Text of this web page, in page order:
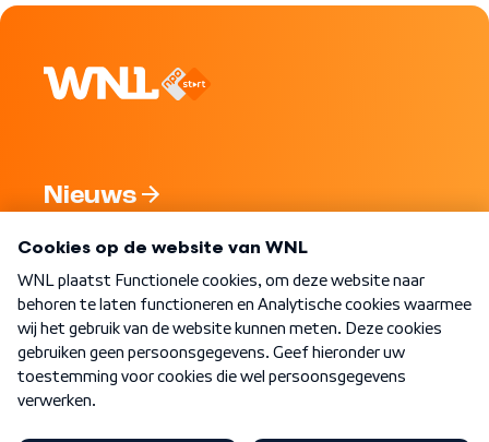
Nieuws
Nieuwsbrief
Word Lid